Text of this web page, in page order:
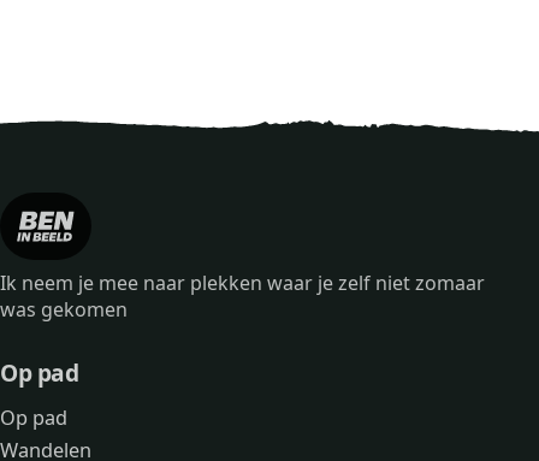
Ik neem je mee naar plekken waar je zelf niet zomaar
was gekomen
Op pad
Op pad
Wandelen